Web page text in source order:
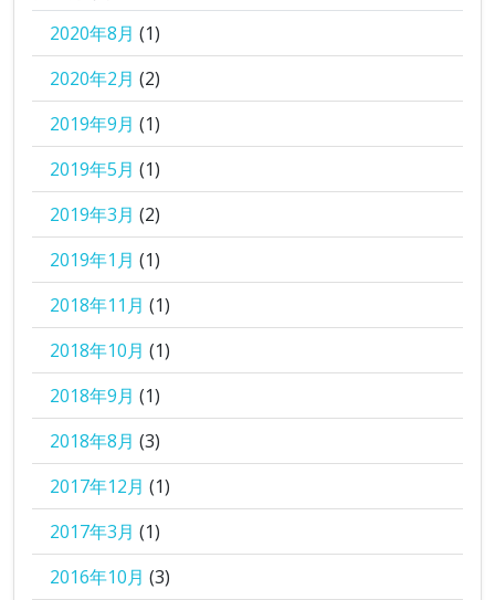
2020年8月 (1)
2020年2月 (2)
2019年9月 (1)
2019年5月 (1)
2019年3月 (2)
2019年1月 (1)
2018年11月 (1)
2018年10月 (1)
2018年9月 (1)
2018年8月 (3)
2017年12月 (1)
2017年3月 (1)
2016年10月 (3)